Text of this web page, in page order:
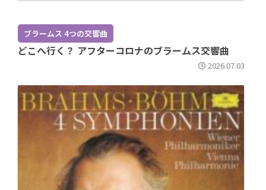
ブラームス 4つの交響曲
どこへ行く？ アフターコロナのブラームス交響曲
2026.07.03